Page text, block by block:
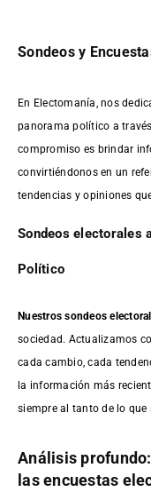
Sondeos y
En Electomanía, nos
panorama político a
compromiso es brindar
convirtiéndonos en un
tendencias y opiniones
Sondeos electorales
Político
Nuestros sondeos
sociedad. Actualizamos
cada cambio, cada
la información más
siempre al tanto de lo que
Análisis
las encuestas